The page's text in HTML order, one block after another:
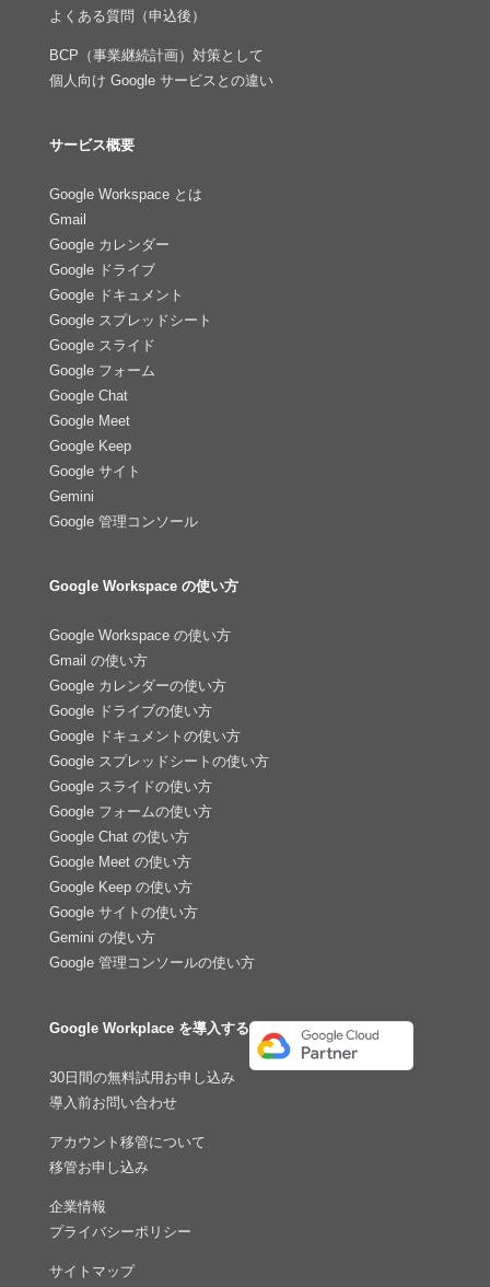
よくある質問（申込後）
BCP（事業継続計画）対策として
個人向け Google サービスとの違い
サービス概要
Google Workspace とは
Gmail
Google カレンダー
Google ドライブ
Google ドキュメント
Google スプレッドシート
Google スライド
Google フォーム
Google Chat
Google Meet
Google Keep
Google サイト
Gemini
Google 管理コンソール
Google Workspace の使い方
Google Workspace の使い方
Gmail の使い方
Google カレンダーの使い方
Google ドライブの使い方
Google ドキュメントの使い方
Google スプレッドシートの使い方
Google スライドの使い方
Google フォームの使い方
Google Chat の使い方
Google Meet の使い方
Google Keep の使い方
Google サイトの使い方
Gemini の使い方
Google 管理コンソールの使い方
Google Workplace を導入する
30日間の無料試用お申し込み
導入前お問い合わせ
アカウント移管について
移管お申し込み
企業情報
プライバシーポリシー
サイトマップ